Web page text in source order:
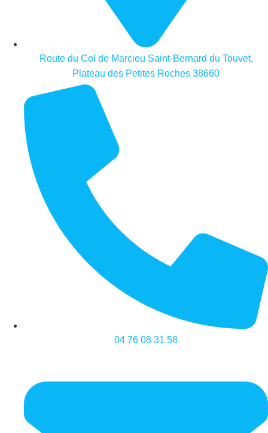
Route du Col de Marcieu Saint-Bernard du Touvet,
Plateau des Petites Roches 38660
04 76 08 31 58